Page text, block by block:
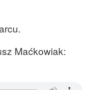
Maćkowiak: